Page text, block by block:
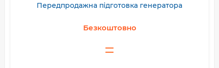
Передпродажна підготовка генератора
Безкоштовно